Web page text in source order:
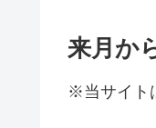
来月か
※当サイト